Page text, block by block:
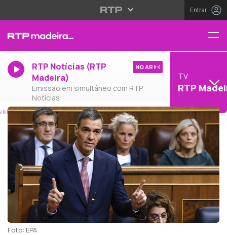
Entrar
RTP Notícias (RTP
Madeira)
Emissão em simultâneo com RTP
Notícias
NO AR
TV
RTP
Foto: EPA